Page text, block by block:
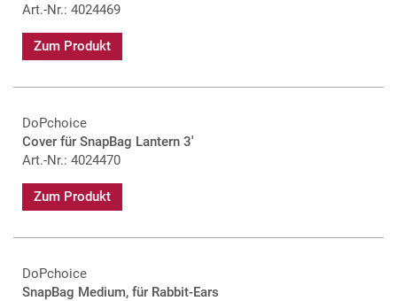
Art.-Nr.: 4024469
Zum Produkt
DoPchoice
Cover für SnapBag Lantern 3'
Art.-Nr.: 4024470
Zum Produkt
DoPchoice
SnapBag Medium, für Rabbit-Ears